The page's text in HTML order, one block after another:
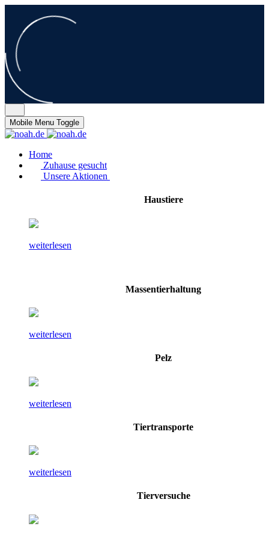
Mobile Menu Toggle
Home
Zuhause gesucht
Unsere Aktionen
Haustiere
weiterlesen
Massentierhaltung
weiterlesen
Pelz
weiterlesen
Tiertransporte
weiterlesen
Tierversuche